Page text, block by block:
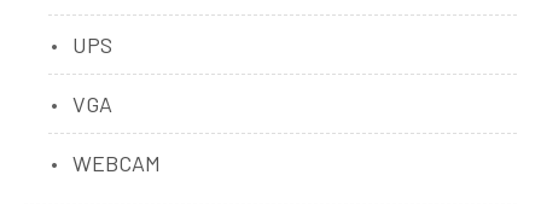
UPS
VGA
WEBCAM